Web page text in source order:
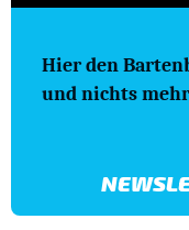
Hier den
und nichts